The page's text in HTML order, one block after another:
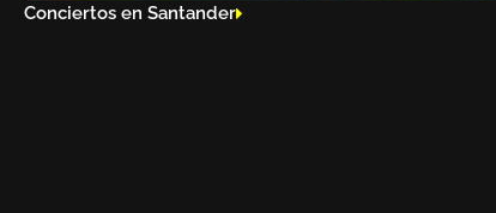
Conciertos en Santander